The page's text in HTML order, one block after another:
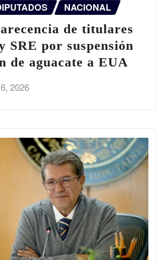
NACIONAL
de titulares
SRE por suspensión
de aguacate a EUA
2026